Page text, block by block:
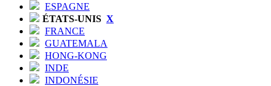
ESPAGNE
ÉTATS-UNIS X
FRANCE
GUATEMALA
HONG-KONG
INDE
INDONÉSIE